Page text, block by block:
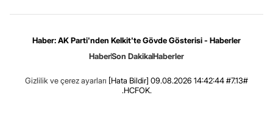
Haber: AK Parti'nden Kelkit'te Gövde Gösterisi - Haberler
HaberSon DakikaHaberler
Gizlilik ve çerez ayarları [Hata Bildir] 09.08.2026 14:42:44 #7.13#
.HCFOK.